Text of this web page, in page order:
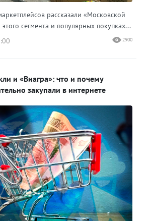
рассказали «Московской
этого сегмента и популярных покупках...
2900
и «Виагра»: что и почему
закупали в интернете